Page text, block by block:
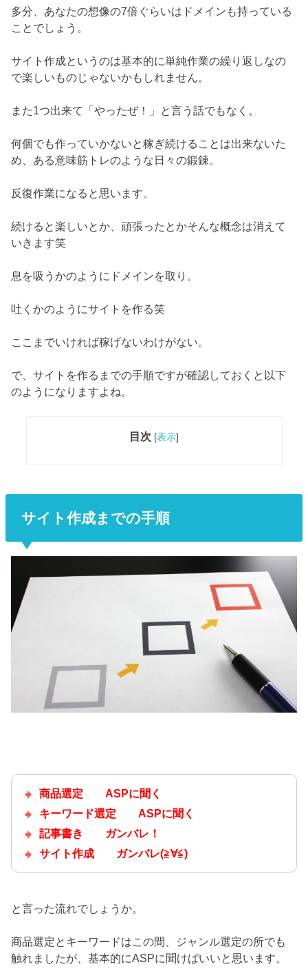
多分、あなたの想像の7倍ぐらいはドメインも持っている
ことでしょう。
サイト作成というのは基本的に単純作業の繰り返しなの
で楽しいものじゃないかもしれません。
また1つ出来て「やったぜ！」と言う話でもなく。
何個でも作っていかないと稼ぎ続けることは出来ないた
め、ある意味筋トレのような日々の鍛錬。
反復作業になると思います。
続けると楽しいとか、頑張ったとかそんな概念は消えて
いきます笑
息を吸うかのようにドメインを取り。
吐くかのようにサイトを作る笑
ここまでいければ稼げないわけがない。
で、サイトを作るまでの手順ですが確認しておくと以下
のようになりますよね。
目次 [表示]
サイト作成までの手順
商品選定 ASPに聞く
キーワード選定 ASPに聞く
記事書き ガンバレ！
サイト作成 ガンバレ(≧∀≦)
と言った流れでしょうか。
商品選定とキーワードはこの間、ジャンル選定の所でも
触れましたが、基本的にASPに聞けばいいと思います。